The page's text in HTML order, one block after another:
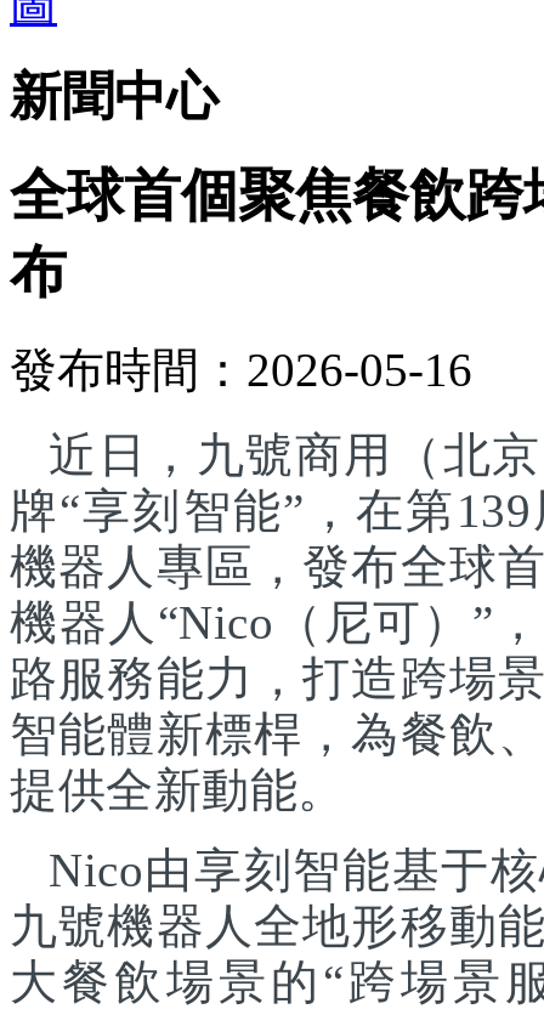
新聞中心
全球首個聚焦餐飲
布
發布時間：2026-05-16
近日，九號商用（北
牌“享刻智能”，在第
機器人專區，發布全球
機器人“Nico（尼可）”
路服務能力，打造跨場
智能體新標桿，為餐飲
提供全新動能。
Nico由享刻智能基于
九號機器人全地形移動
大餐飲場景的“跨場景